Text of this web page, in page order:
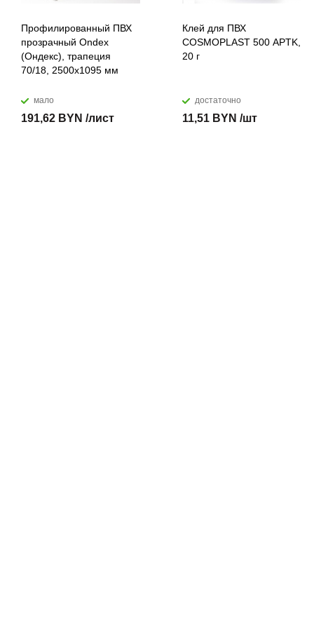
Профилированный ПВХ
прозрачный Ondex
(Ондекс), трапеция
70/18, 2500х1095 мм
мало
191,62 BYN /лист
Клей для ПВХ
COSMOPLAST 500 APTK,
20 г
достаточно
11,51 BYN /шт